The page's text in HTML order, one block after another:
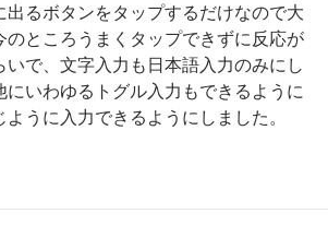
出るボタンをタップするだけなので大
のところうまくタップできずに反応が
いで、文字入力も日本語入力のみにし
にいわゆるトグル入力もできるように
うに入力できるようにしました。